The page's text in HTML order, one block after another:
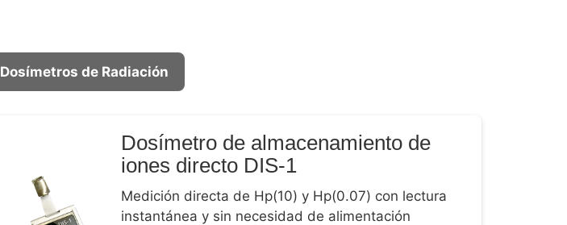
Dosímetros de Radiación
Dosímetro de almacenamiento de
iones directo DIS-1
Medición directa de Hp(10) y Hp(0.07) con lectura
instantánea y sin necesidad de alimentación